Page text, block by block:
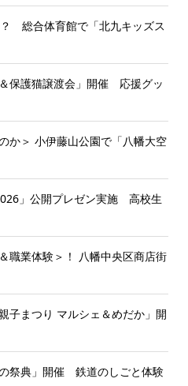
総合体育館で「北九キッズス
保護猫譲渡会」開催 応援グッ
か＞ 小伊藤山公園で「八幡大空
」公開プレゼン実施 高校生
職業体験＞！ 八幡中央区商店街
子まつり マルシェ＆めだか」開
祭典」開催 鉄道のしごと体験